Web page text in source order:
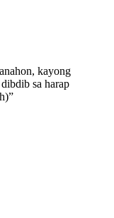
kayong
sa harap
”